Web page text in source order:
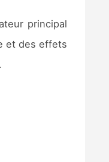
principal
et des effets